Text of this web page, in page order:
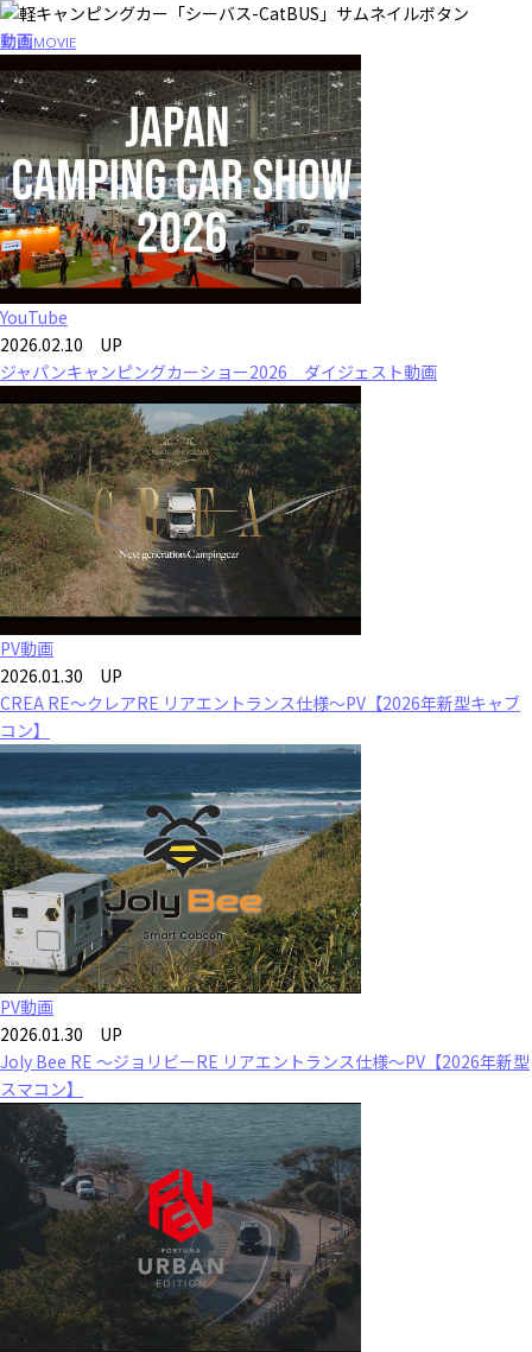
動画MOVIE
YouTube
2026.02.10 UP
ジャパンキャンピングカーショー2026 ダイジェスト動画
PV動画
2026.01.30 UP
CREA RE～クレアRE リアエントランス仕様～PV【2026年新型キャブ
コン】
PV動画
2026.01.30 UP
Joly Bee RE ～ジョリビーRE リアエントランス仕様～PV【2026年新型
スマコン】